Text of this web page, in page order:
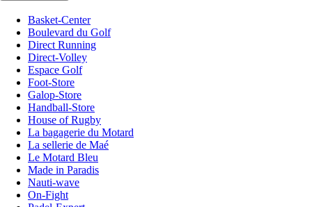
Basket-Center
Boulevard du Golf
Direct Running
Direct-Volley
Espace Golf
Foot-Store
Galop-Store
Handball-Store
House of Rugby
La bagagerie du Motard
La sellerie de Maé
Le Motard Bleu
Made in Paradis
Nauti-wave
On-Fight